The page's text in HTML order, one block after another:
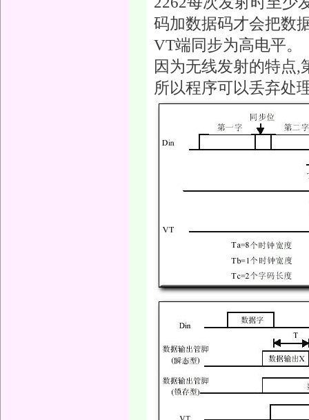
码加数据码才会把数
VT端同步为高电平。
因为无线发射的特点,
所以程序可以丢弃处